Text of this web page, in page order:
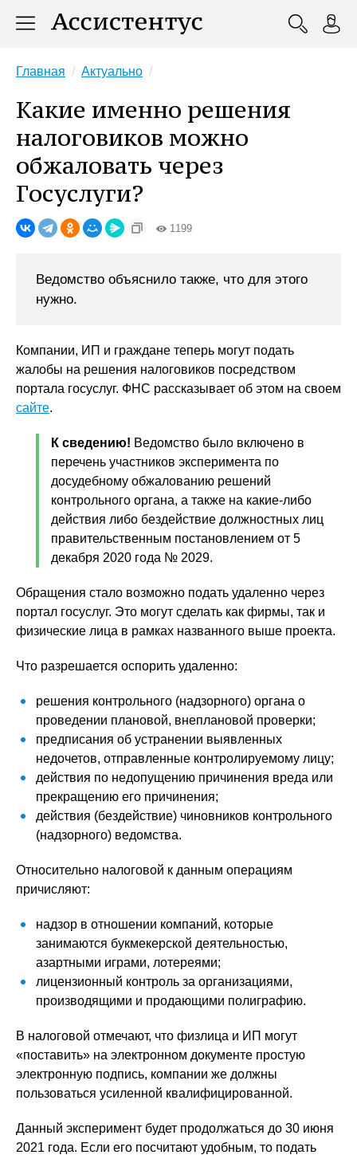
Главная Актуально
Какие именно решения
налоговиков можно
обжаловать через
Госуслуги?
1199
Ведомство объяснило также, что для этого
нужно.
Компании, ИП и граждане теперь могут подать
жалобы на решения налоговиков посредством
портала госуслуг. ФНС рассказывает об этом на своем
сайте.
К сведению! Ведомство было включено в
перечень участников эксперимента по
досудебному обжалованию решений
контрольного органа, а также на какие-либо
действия либо бездействие должностных лиц
правительственным постановлением от 5
декабря 2020 года № 2029.
Обращения стало возможно подать удаленно через
портал госуслуг. Это могут сделать как фирмы, так и
физические лица в рамках названного выше проекта.
Что разрешается оспорить удаленно:
решения контрольного (надзорного) органа о
проведении плановой, внеплановой проверки;
предписания об устранении выявленных
недочетов, отправленные контролируемому лицу;
действия по недопущению причинения вреда или
прекращению его причинения;
действия (бездействие) чиновников контрольного
(надзорного) ведомства.
Относительно налоговой к данным операциям
причисляют:
надзор в отношении компаний, которые
занимаются букмекерской деятельностью,
азартными играми, лотереями;
лицензионный контроль за организациями,
производящими и продающими полиграфию.
В налоговой отмечают, что физлица и ИП могут
«поставить» на электронном документе простую
электронную подпись, компании же должны
пользоваться усиленной квалифицированной.
Данный эксперимент будет продолжаться до 30 июня
2021 года. Если его посчитают удобным, то подать